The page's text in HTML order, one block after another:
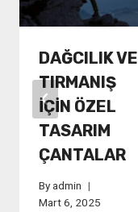
DAĞCILIK VE
TIRMANIŞ
İÇIN ÖZEL
TASARIM
ÇANTALAR
Byadmin
Mart 6, 2025